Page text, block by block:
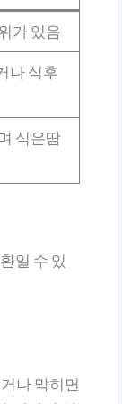
가 있음
나 식후
식은땀
일 수 있
나 막히면